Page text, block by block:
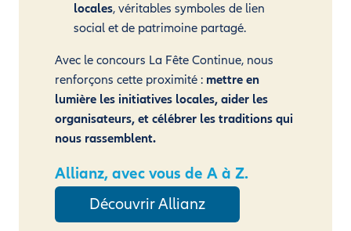
locales, véritables symboles de lien
social et de patrimoine partagé.
Avec le concours La Fête Continue, nous
renforçons cette proximité : mettre en
lumière les initiatives locales, aider les
organisateurs, et célébrer les traditions qui
nous rassemblent.
Allianz, avec vous de A à Z.
Découvrir Allianz